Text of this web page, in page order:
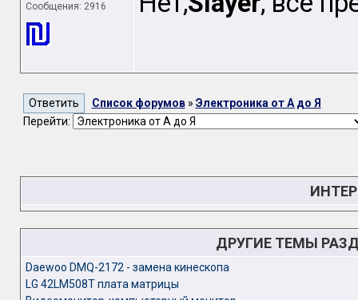
Сообщения: 2916
Список форумов» Электроника от А до Я
Перейти:
ДРУГИЕ ТЕМЫ
Daewoo DMQ-2172 - замена кинескопа
LG 42LM508T плата матрицы